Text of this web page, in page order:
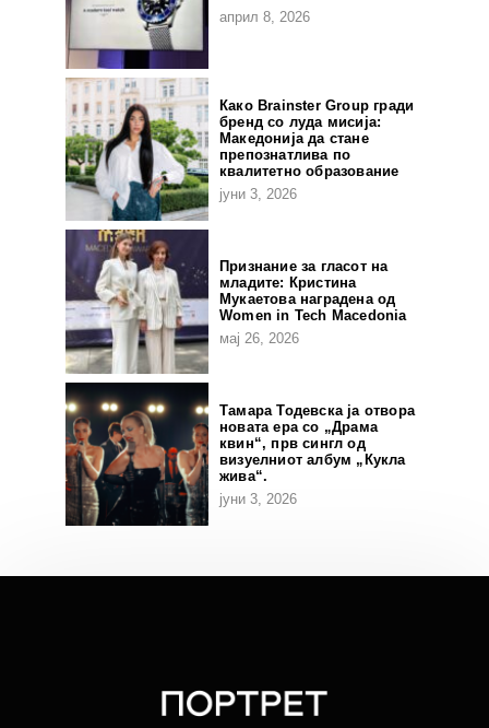
април 8, 2026
Како Brainster Group гради
бренд со луда мисија:
Македонија да стане
препознатлива по
квалитетно образование
јуни 3, 2026
Признание за гласот на
младите: Кристина
Мукаетова наградена од
Women in Tech Macedonia
мај 26, 2026
Тамара Тодевска ја отвора
новата ера со „Драма
квин“, прв сингл од
визуелниот албум „Кукла
жива“.
јуни 3, 2026